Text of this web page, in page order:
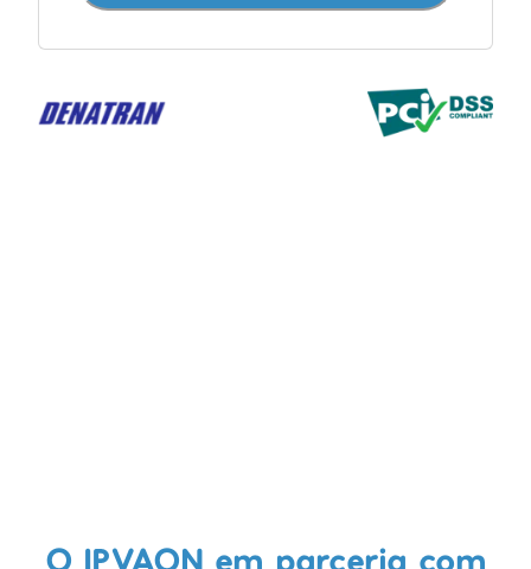
O IPVAON em parceria com